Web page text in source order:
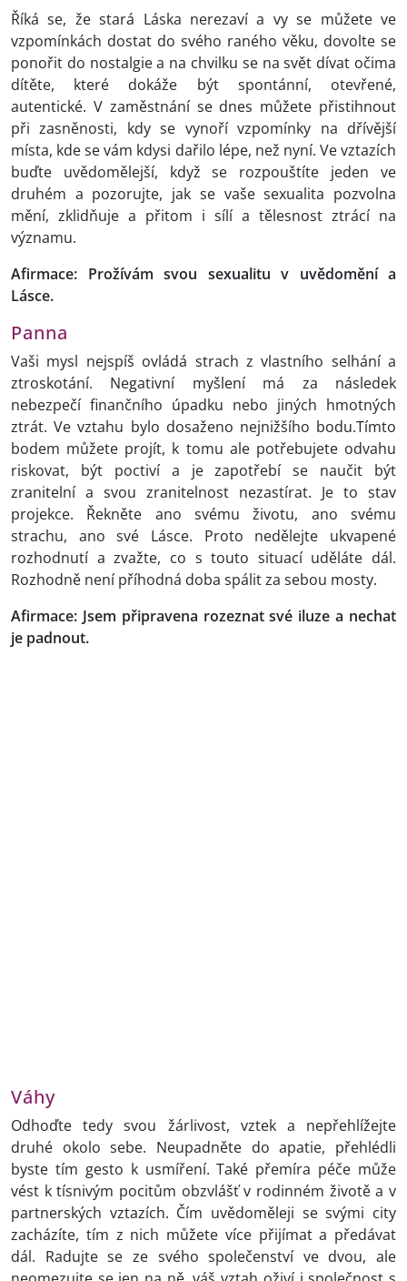
Říká se, že stará Láska nerezaví a vy se můžete ve
vzpomínkách dostat do svého raného věku, dovolte se
ponořit do nostalgie a na chvilku se na svět dívat očima
dítěte, které dokáže být spontánní, otevřené,
autentické. V zaměstnání se dnes můžete přistihnout
při zasněnosti, kdy se vynoří vzpomínky na dřívější
místa, kde se vám kdysi dařilo lépe, než nyní. Ve vztazích
buďte uvědomělejší, když se rozpouštíte jeden ve
druhém a pozorujte, jak se vaše sexualita pozvolna
mění, zklidňuje a přitom i sílí a tělesnost ztrácí na
významu.
Afirmace: Prožívám svou sexualitu v uvědomění a
Lásce.
Panna
Vaši mysl nejspíš ovládá strach z vlastního selhání a
ztroskotání. Negativní myšlení má za následek
nebezpečí finančního úpadku nebo jiných hmotných
ztrát. Ve vztahu bylo dosaženo nejnižšího bodu.Tímto
bodem můžete projít, k tomu ale potřebujete odvahu
riskovat, být poctiví a je zapotřebí se naučit být
zranitelní a svou zranitelnost nezastírat. Je to stav
projekce. Řekněte ano svému životu, ano svému
strachu, ano své Lásce. Proto nedělejte ukvapené
rozhodnutí a zvažte, co s touto situací uděláte dál.
Rozhodně není příhodná doba spálit za sebou mosty.
Afirmace: Jsem připravena rozeznat své iluze a nechat
je padnout.
Váhy
Odhoďte tedy svou žárlivost, vztek a nepřehlížejte
druhé okolo sebe. Neupadněte do apatie, přehlédli
byste tím gesto k usmíření. Také přemíra péče může
vést k tísnivým pocitům obzvlášť v rodinném životě a v
partnerských vztazích. Čím uvědoměleji se svými city
zacházíte, tím z nich můžete více přijímat a předávat
dál. Radujte se ze svého společenství ve dvou, ale